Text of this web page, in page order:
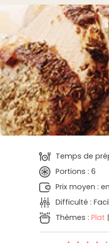
Temps de
Portions : 6
Prix moyen :
Difficulté :
Thèmes : Plat |